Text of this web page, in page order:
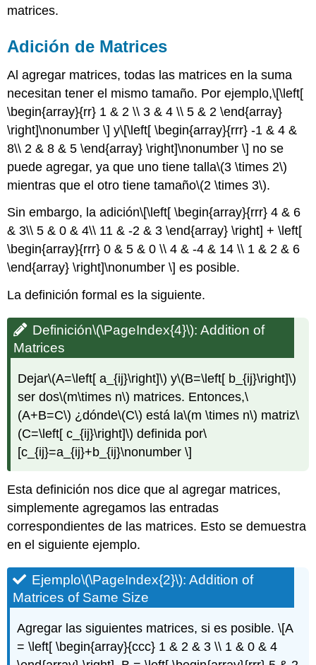
matrices.
Adición de Matrices
Al agregar matrices, todas las matrices en la suma
necesitan tener el mismo tamaño. Por ejemplo,\[\left[
\begin{array}{rr} 1 & 2 \\ 3 & 4 \\ 5 & 2 \end{array}
\right]\nonumber \] y\[\left[ \begin{array}{rrr} -1 & 4 &
8\\ 2 & 8 & 5 \end{array} \right]\nonumber \] no se
puede agregar, ya que uno tiene talla\(3 \times 2\)
mientras que el otro tiene tamaño\(2 \times 3\).
Sin embargo, la adición\[\left[ \begin{array}{rrr} 4 & 6
& 3\\ 5 & 0 & 4\\ 11 & -2 & 3 \end{array} \right] + \left[
\begin{array}{rrr} 0 & 5 & 0 \\ 4 & -4 & 14 \\ 1 & 2 & 6
\end{array} \right]\nonumber \] es posible.
La definición formal es la siguiente.
Definición\(\PageIndex{4}\):Addition of
Matrices
Dejar\(A=\left[ a_{ij}\right]\) y\(B=\left[ b_{ij}\right]\)
ser dos\(m\times n\) matrices. Entonces,\
(A+B=C\) ¿dónde\(C\) está la\(m \times n\) matriz\
(C=\left[ c_{ij}\right]\) definida por\
[c_{ij}=a_{ij}+b_{ij}\nonumber \]
Esta definición nos dice que al agregar matrices,
simplemente agregamos las entradas
correspondientes de las matrices. Esto se demuestra
en el siguiente ejemplo.
Ejemplo\(\PageIndex{2}\):Addition of
Matrices of Same Size
Agregar las siguientes matrices, si es posible.\[A
= \left[ \begin{array}{ccc} 1 & 2 & 3 \\ 1 & 0 & 4